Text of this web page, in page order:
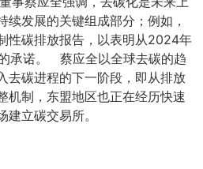
续发展的关键组成部分；例如，
性碳排放报告，以表明从2024年
承诺。 蔡应全以全球去碳的趋
去碳进程的下一阶段，即从排放
机制，东盟地区也正在经历快速
立碳交易所。